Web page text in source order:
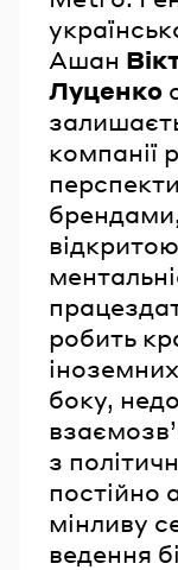
Ашан
Луценко
компанії
робить
боку,
з
постійно
мінливу
ведення